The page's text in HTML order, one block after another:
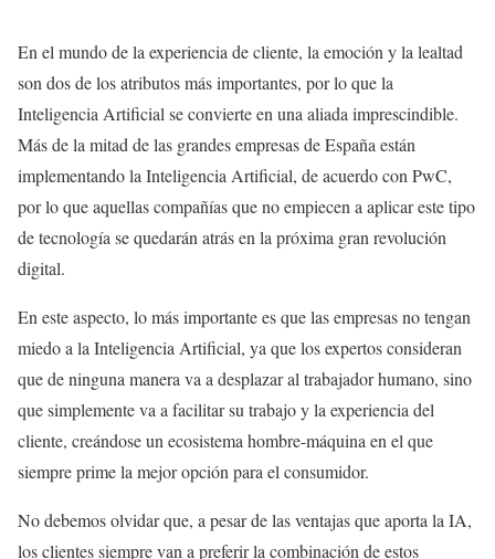
En el mundo de la experiencia de cliente, la emoción y la lealtad
son dos de los atributos más importantes, por lo que la
Inteligencia Artificial se convierte en una aliada imprescindible.
Más de la mitad de las grandes empresas de España están
implementando la Inteligencia Artificial, de acuerdo con PwC,
por lo que aquellas compañías que no empiecen a aplicar este tipo
de tecnología se quedarán atrás en la próxima gran revolución
digital.
En este aspecto, lo más importante es que las empresas no tengan
miedo a la Inteligencia Artificial, ya que los expertos consideran
que de ninguna manera va a desplazar al trabajador humano, sino
que simplemente va a facilitar su trabajo y la experiencia del
cliente, creándose un ecosistema hombre-máquina en el que
siempre prime la mejor opción para el consumidor.
No debemos olvidar que, a pesar de las ventajas que aporta la IA,
los clientes siempre van a preferir la combinación de estos